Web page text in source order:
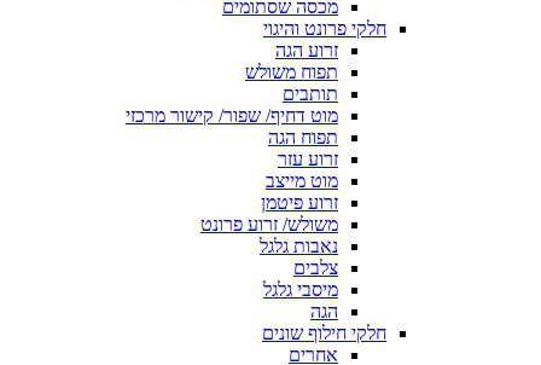
מכסה שסתומים
חלקי פרונט והיגוי
זרוע הגה
תפוח משולש
תותבים
מוט דחיף/ שפור/ קישור מרכזי
תפוח הגה
זרוע עזר
מוט מייצב
זרוע פיטמן
משולש/ זרוע פרונט
נאבות גלגל
צלבים
מיסבי גלגל
הגה
חלקי חילוף שונים
אחרים